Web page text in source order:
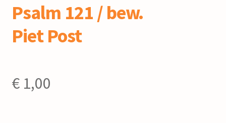
Psalm 121 / bew.
Piet Post
€1,00